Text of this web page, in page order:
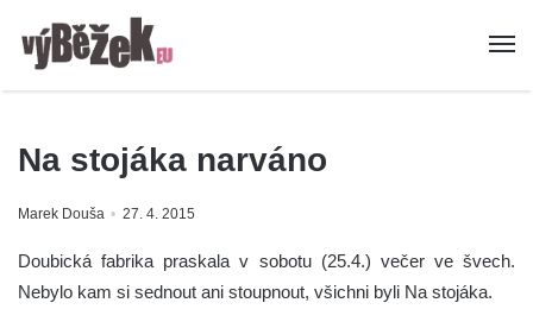
Na stojáka narváno
Marek Douša 27. 4. 2015
Doubická fabrika praskala v sobotu (25.4.) večer ve švech.
Nebylo kam si sednout ani stoupnout, všichni byli Na stojáka.